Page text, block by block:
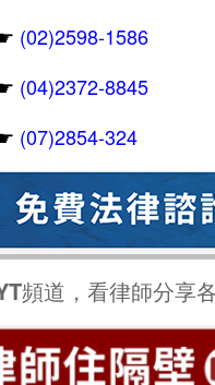
(02)2598-1586
(04)2372-8845
(07)2854-324
頻道，看律師分享